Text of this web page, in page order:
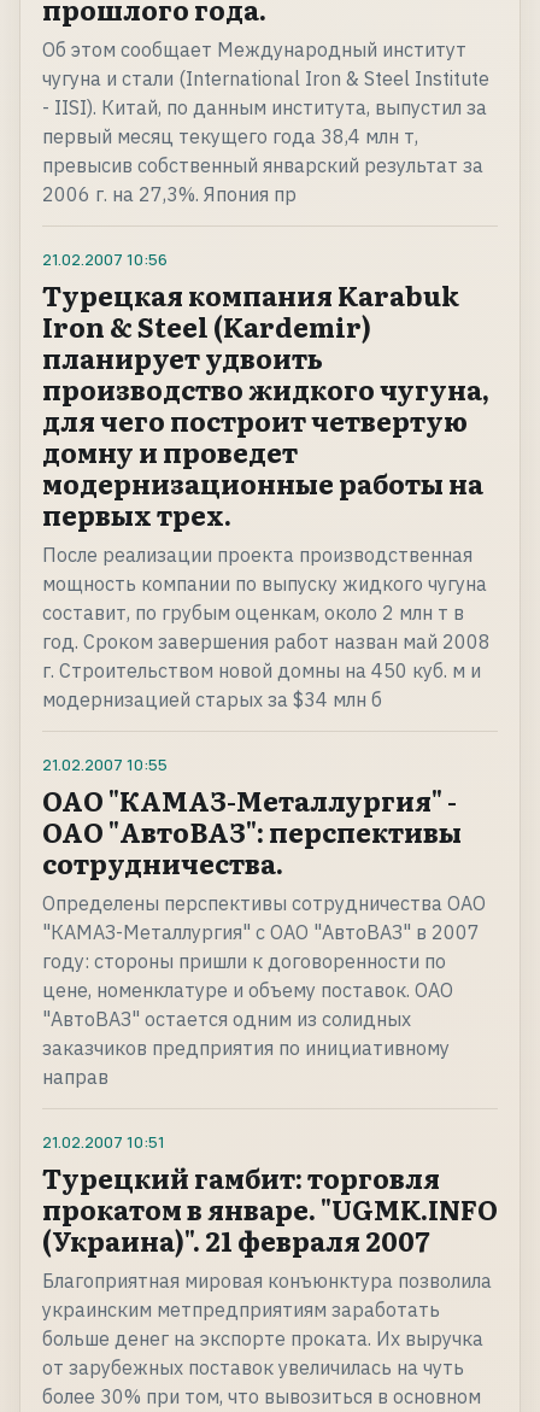
прошлого года.
Об этом сообщает Международный институт
чугуна и стали (International Iron & Steel Institute
- IISI). Китай, по данным института, выпустил за
первый месяц текущего года 38,4 млн т,
превысив собственный январский результат за
2006 г. на 27,3%. Япония пр
21.02.2007 10:56
Турецкая компания Karabuk
Iron & Steel (Kardemir)
планирует удвоить
производство жидкого чугуна,
для чего построит четвертую
домну и проведет
модернизационные работы на
первых трех.
После реализации проекта производственная
мощность компании по выпуску жидкого чугуна
составит, по грубым оценкам, около 2 млн т в
год. Сроком завершения работ назван май 2008
г. Строительством новой домны на 450 куб. м и
модернизацией старых за $34 млн б
21.02.2007 10:55
ОАО "КАМАЗ-Металлургия" -
ОАО "АвтоВАЗ": перспективы
сотрудничества.
Определены перспективы сотрудничества ОАО
"КАМАЗ-Металлургия" с ОАО "АвтоВАЗ" в 2007
году: стороны пришли к договоренности по
цене, номенклатуре и объему поставок. ОАО
"АвтоВАЗ" остается одним из солидных
заказчиков предприятия по инициативному
направ
21.02.2007 10:51
Турецкий гамбит: торговля
прокатом в январе. "UGMK.INFO
(Украина)". 21 февраля 2007
Благоприятная мировая конъюнктура позволила
украинским метпредприятиям заработать
больше денег на экспорте проката. Их выручка
от зарубежных поставок увеличилась на чуть
более 30% при том, что вывозиться в основном